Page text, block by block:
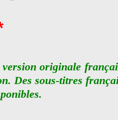
originale
Des sous-titres